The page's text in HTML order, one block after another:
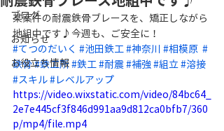
ブログ
お知らせ
お役立ち情報
某案件の耐震鉄骨ブレースを、矯正しながら
地組中です♪今週も、ご安全に！
#てつのだいく #池田鉄工#神奈川 #相模原 #
鉄骨#鉄工所#鉄工#耐震#補強#組立#溶接
#スキル#レベルアップ
https://video.wixstatic.com/video/84bc64_
2e7e445cf3f846d991aa9d812ca0bfb7/360
p/mp4/file.mp4